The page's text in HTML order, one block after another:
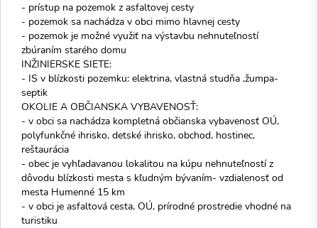
- prístup na pozemok z asfaltovej cesty
- pozemok sa nachádza v obci mimo hlavnej cesty
- pozemok je možné využiť na výstavbu nehnuteľností
zbúraním starého domu
INŽINIERSKE SIETE:
- IS v blízkosti pozemku: elektrina, vlastná studňa ,žumpa-
septik
OKOLIE A OBČIANSKA VYBAVENOSŤ:
- v obci sa nachádza kompletná občianska vybavenosť OÚ,
polyfunkčné ihrisko, detské ihrisko, obchod, hostinec,
reštaurácia
- obec je vyhľadavanou lokalitou na kúpu nehnuteľností z
dôvodu blízkosti mesta s kľudným bývaním- vzdialenosť od
mesta Humenné 15 km
- v obci je asfaltová cesta, OÚ, prírodné prostredie vhodné na
turistiku